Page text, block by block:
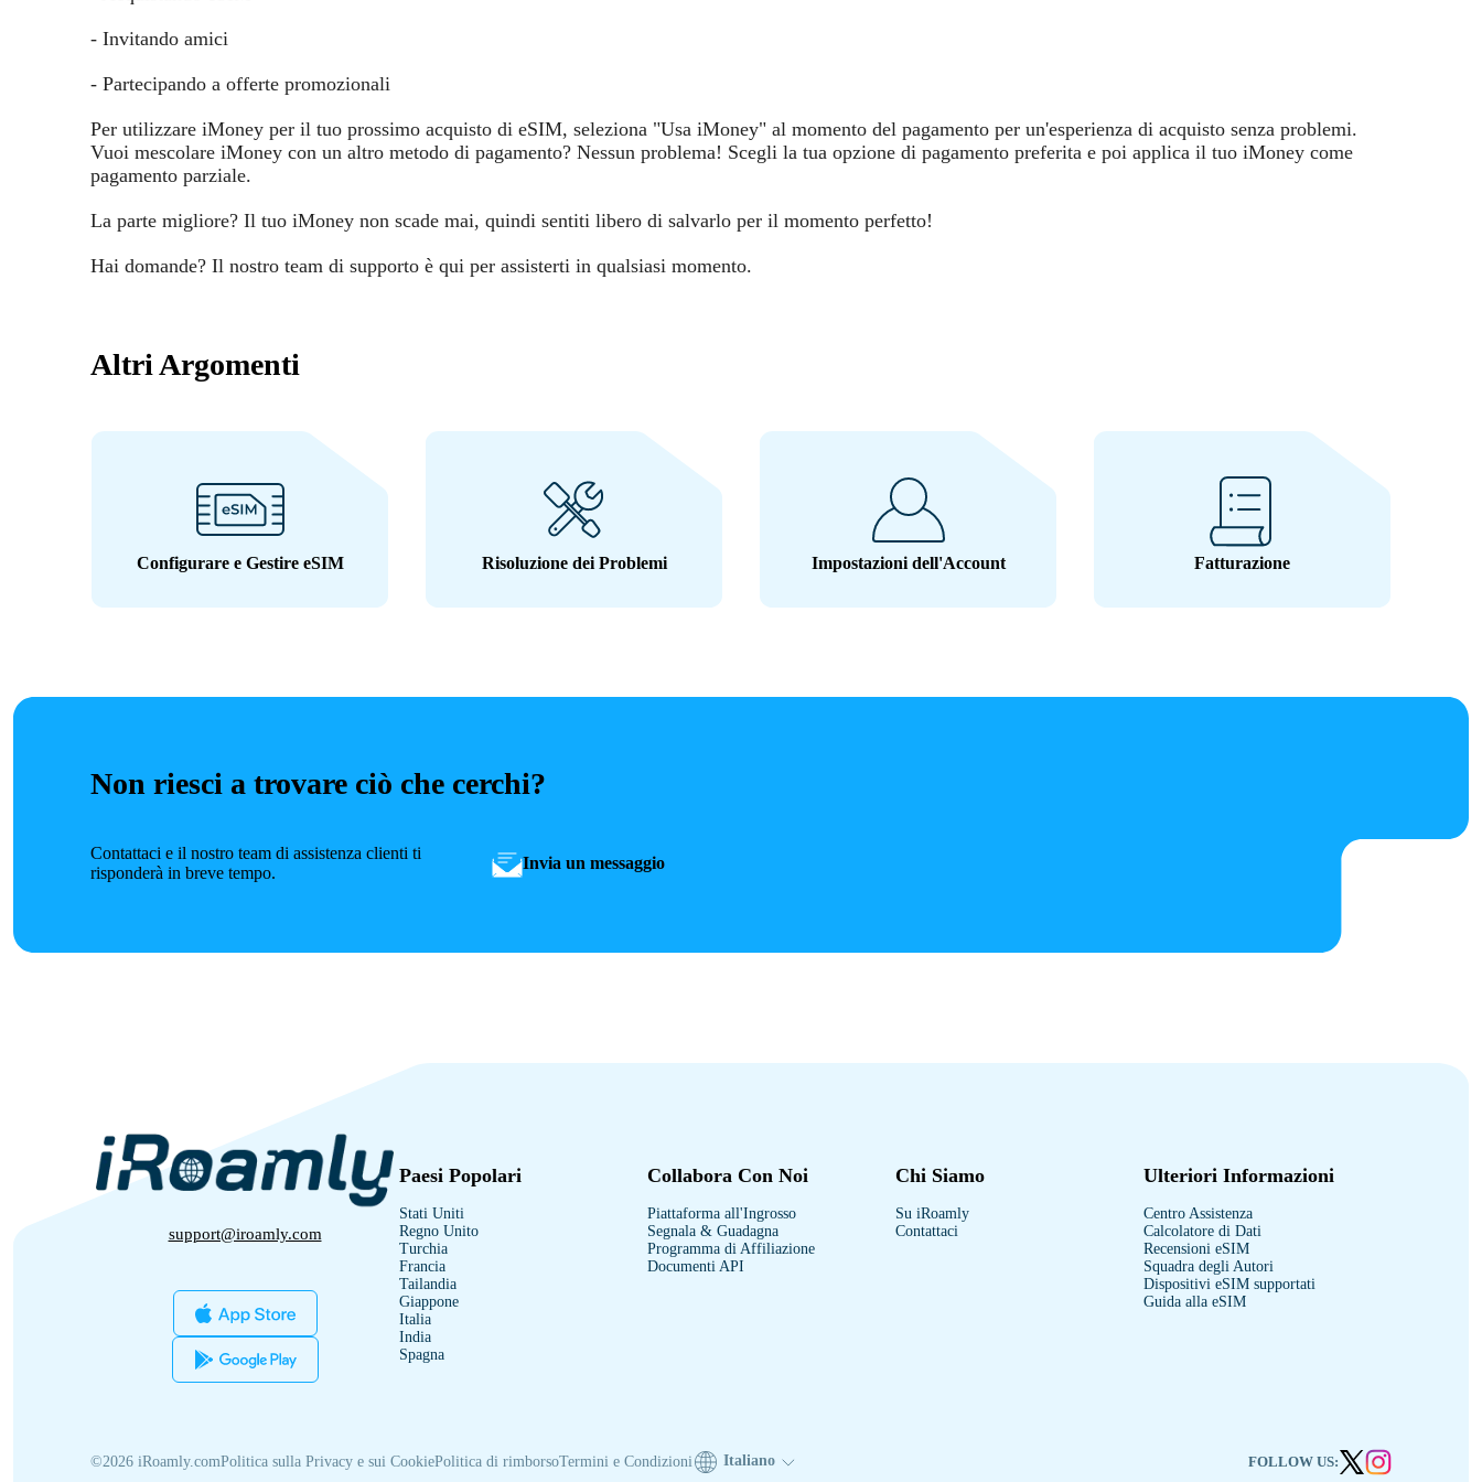
- Invitando amici
- Partecipando a offerte promozionali
Per utilizzare iMoney per il tuo prossimo acquisto di eSIM, seleziona "Usa iMoney" al momento del pagamento per un'esperienza di acquisto senza problemi.
Vuoi mescolare iMoney con un altro metodo di pagamento? Nessun problema! Scegli la tua opzione di pagamento preferita e poi applica il tuo iMoney come
pagamento parziale.
La parte migliore? Il tuo iMoney non scade mai, quindi sentiti libero di salvarlo per il momento perfetto!
Hai domande? Il nostro team di supporto è qui per assisterti in qualsiasi momento.
Altri Argomenti
Configurare e Gestire eSIM Risoluzione dei Problemi Impostazioni dell'Account Fatturazione
Non riesci a trovare ciò che cerchi?
Contattaci e il nostro team di assistenza clienti ti
risponderà in breve tempo.
Invia un messaggio
support@iroamly.com
Paesi Popolari
Stati Uniti
Regno Unito
Turchia
Francia
Tailandia
Giappone
Italia
India
Spagna
Collabora Con Noi
Piattaforma all'Ingrosso
Segnala & Guadagna
Programma di Affiliazione
Documenti API
Chi Siamo
Su iRoamly
Contattaci
Ulteriori Informazioni
Centro Assistenza
Calcolatore di Dati
Recensioni eSIM
Squadra degli Autori
Dispositivi eSIM supportati
Guida alla eSIM
©2026 iRoamly.comPolitica sulla Privacy e sui CookiePolitica di rimborsoTermini e Condizioni Italiano FOLLOW US: